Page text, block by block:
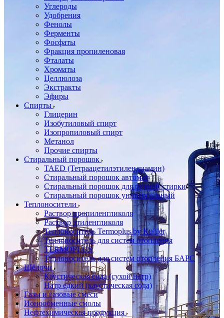
Углероды
Удобрения
Фенолы
Ферменты
Фосфаты
Фракция пропиленовая
Фталаты
Хроматы
Целлюлоза
Экстракты
Эфиры
Спирты
Глицерин
Изобутиловый спирт
Изопропиловый спирт
Метанол
Прочие спирты
Стиральный порошок
TAED (Тетраацетилэтилендиамин)
Стиральный порошок автомат
Стиральный порошок для ручной стирки
Стиральный порошок универсальный
Теплоносители
Раствор пропиленгликоля
Раствор этиленгликоля
Теплоноситель Termoplus by Kuhler
Теплоноситель для систем отопления
TERMOPLUS
Теплоноситель для систем отопления БАРС
Щёлочи
Каустическая сода (сухой натр)
Натр едкий (каустическая сода)
Газы и газовые смеси
Ионообменные смолы
Нефтехимическая продукция